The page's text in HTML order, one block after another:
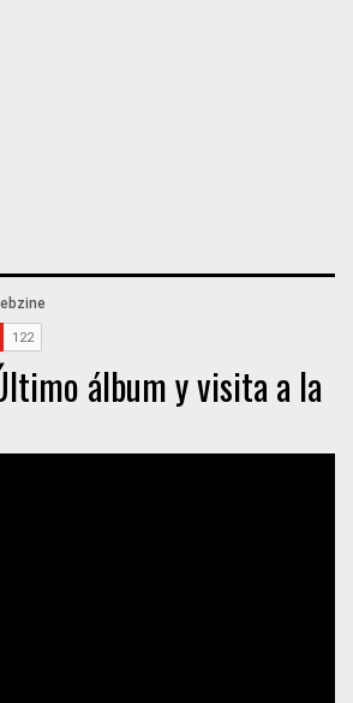
álbum y visita a la